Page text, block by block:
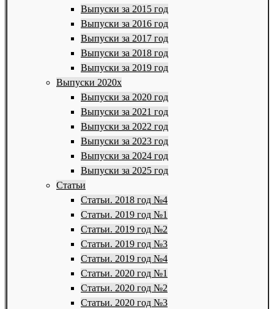
Выпуски за 2015 год
Выпуски за 2016 год
Выпуски за 2017 год
Выпуски за 2018 год
Выпуски за 2019 год
Выпуски 2020х
Выпуски за 2020 год
Выпуски за 2021 год
Выпуски за 2022 год
Выпуски за 2023 год
Выпуски за 2024 год
Выпуски за 2025 год
Статьи
Статьи. 2018 год №4
Статьи. 2019 год №1
Статьи. 2019 год №2
Статьи. 2019 год №3
Статьи. 2019 год №4
Статьи. 2020 год №1
Статьи. 2020 год №2
Статьи. 2020 год №3